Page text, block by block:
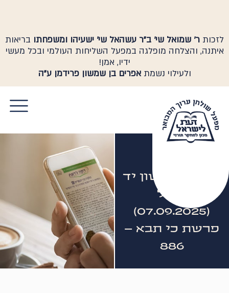
לזכות ר' שמואל שי' ב"ר עשהאל שי' ישעיהו ומשפחתו בריאות
איתנה, והצלחה מופלגה במפעל השליחות העולמי ובכל מעשי
ידיו, אמן!
ולעילוי נשמתאפרים בן שמשון פרידמן ע"ה
יום יום ראשון יד
אלול
(07.09.2025)
פרשת כי תבא –
886